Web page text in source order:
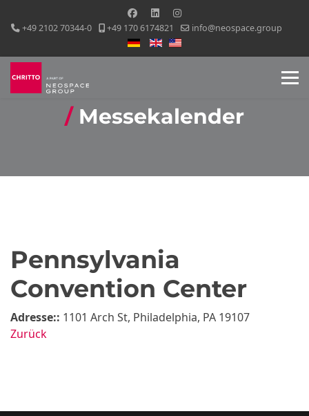
+49 2102 70344-0 +49 170 6174821
info@neospace.group
Sprache auswählen
Messekalender
Pennsylvania
Convention Center
Adresse:: 1101 Arch St, Philadelphia, PA 19107
Zurück